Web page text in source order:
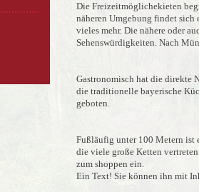
Die Freizeitmöglichekieten
näheren Umgebung findet
vieles mehr. Die nähere oder
Sehenswürdigkeiten. Nach
Gastronomisch hat die direkte
die traditionelle bayerische
geboten.
Fußläufig unter 100 Metern ist
die viele große Ketten
zum shoppen ein.
Ein Text! Sie können ihn mit